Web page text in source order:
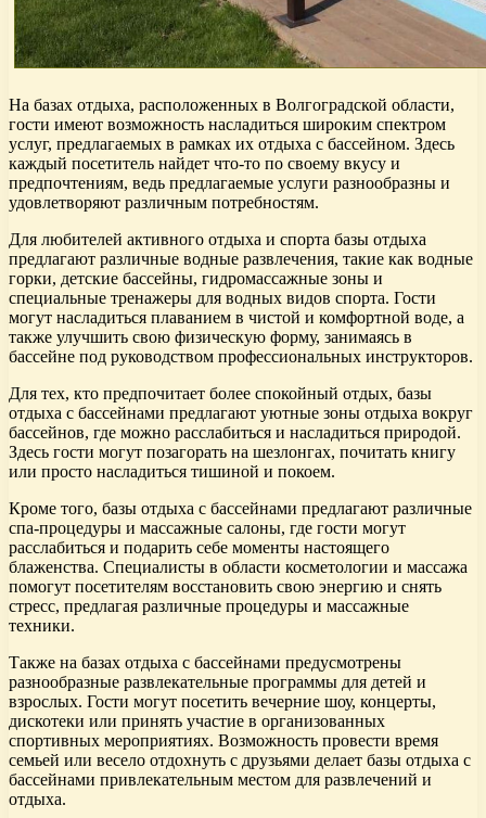
На базах отдыха, расположенных в Волгоградской области,
гости имеют возможность насладиться широким спектром
услуг, предлагаемых в рамках их отдыха с бассейном. Здесь
каждый посетитель найдет что-то по своему вкусу и
предпочтениям, ведь предлагаемые услуги разнообразны и
удовлетворяют различным потребностям.
Для любителей активного отдыха и спорта базы отдыха
предлагают различные водные развлечения, такие как водные
горки, детские бассейны, гидромассажные зоны и
специальные тренажеры для водных видов спорта. Гости
могут насладиться плаванием в чистой и комфортной воде, а
также улучшить свою физическую форму, занимаясь в
бассейне под руководством профессиональных инструкторов.
Для тех, кто предпочитает более спокойный отдых, базы
отдыха с бассейнами предлагают уютные зоны отдыха вокруг
бассейнов, где можно расслабиться и насладиться природой.
Здесь гости могут позагорать на шезлонгах, почитать книгу
или просто насладиться тишиной и покоем.
Кроме того, базы отдыха с бассейнами предлагают различные
спа-процедуры и массажные салоны, где гости могут
расслабиться и подарить себе моменты настоящего
блаженства. Специалисты в области косметологии и массажа
помогут посетителям восстановить свою энергию и снять
стресс, предлагая различные процедуры и массажные
техники.
Также на базах отдыха с бассейнами предусмотрены
разнообразные развлекательные программы для детей и
взрослых. Гости могут посетить вечерние шоу, концерты,
дискотеки или принять участие в организованных
спортивных мероприятиях. Возможность провести время
семьей или весело отдохнуть с друзьями делает базы отдыха с
бассейнами привлекательным местом для развлечений и
отдыха.